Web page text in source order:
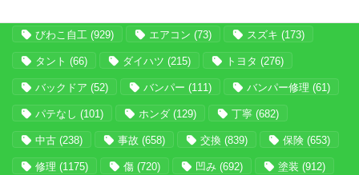
びわこ自工 (929) エアコン (73) スズキ (173)
タント (66) ダイハツ (215) トヨタ (276)
バックドア (52) バンパー (111) バンパー修理 (61)
パテなし (101) ホンダ (129) 丁寧 (682)
中古 (238) 事故 (658) 交換 (839) 保険 (653)
修理 (1175) 傷 (720) 凹み (692) 塗装 (912)